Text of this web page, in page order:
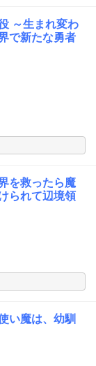
～生まれ変わ
で新たな勇者
を救ったら魔
られて辺境領
い魔は、幼馴